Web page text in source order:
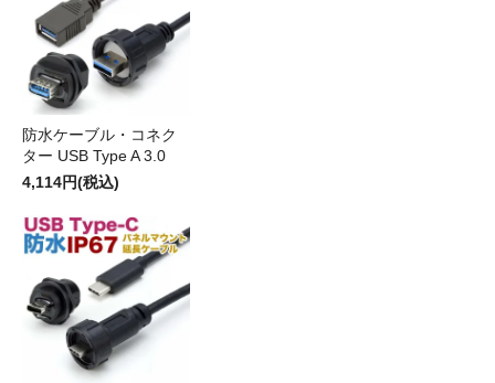
防水ケーブル・コネク
ター USB Type A 3.0
4,114円(税込)